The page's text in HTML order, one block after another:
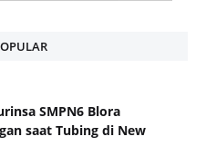
SMPN6 Blora
saat Tubing di New